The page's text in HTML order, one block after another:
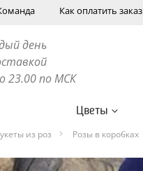
Как оплатить заказ
день
23.00 по МСК
Цветы
из роз Розы в коробках